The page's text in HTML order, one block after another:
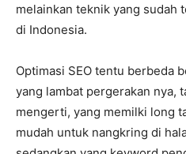
melainkan teknik yang sudah
di Indonesia.
Optimasi SEO tentu berbeda
yang lambat pergerakan nya,
mengerti, yang memilki long
mudah untuk nangkring di